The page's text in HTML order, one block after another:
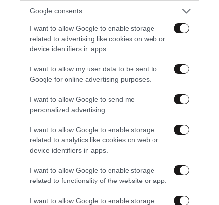
Google consents
I want to allow Google to enable storage
related to advertising like cookies on web or
device identifiers in apps.
I want to allow my user data to be sent to
Google for online advertising purposes.
I want to allow Google to send me
personalized advertising.
I want to allow Google to enable storage
related to analytics like cookies on web or
device identifiers in apps.
I want to allow Google to enable storage
related to functionality of the website or app.
I want to allow Google to enable storage